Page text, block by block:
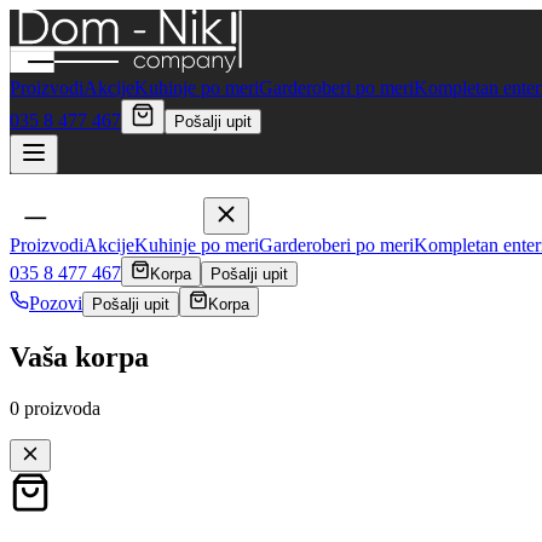
ProizvodiAkcijeKuhinje po meriGarderoberi po meriKompletan
035 8 477 467
Pošalji upit
ProizvodiAkcijeKuhinje po meriGarderoberi po meriKompletan
035 8 477 467
Korpa Pošalji upit
Pozovi Pošalji upit Korpa
Vaša korpa
0 proizvoda